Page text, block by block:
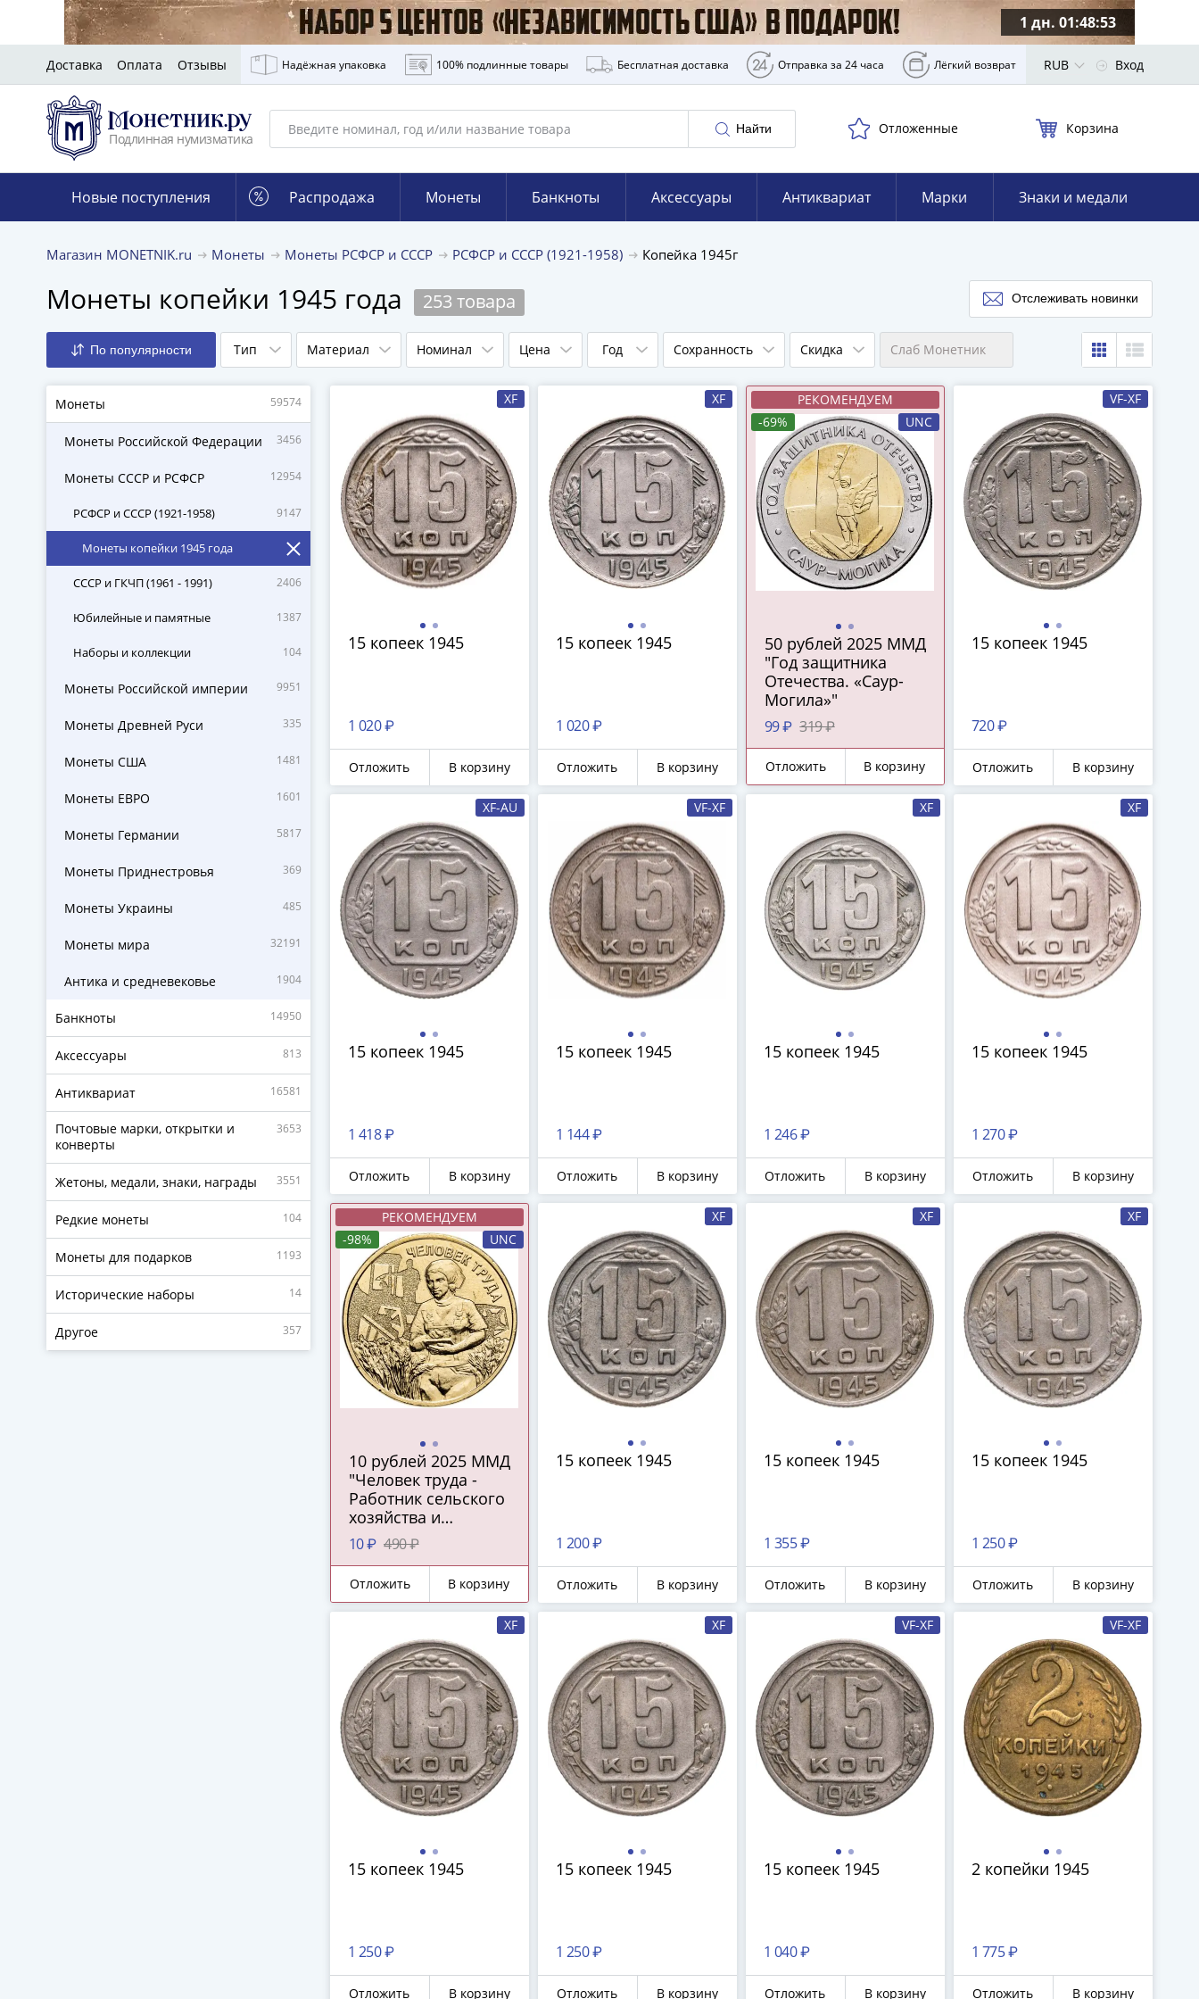
1 дн. 01:48:51
Доставка Оплата Отзывы Надёжная упаковка 100% подлинные товары Бесплатная доставка Отправка за 24 часа Лёгкий возврат RUB Вход
Подлинная нумизматика
Найти Отложенные Корзина
Новые поступления Распродажа Монеты Банкноты Аксессуары Антиквариат Марки Знаки и медали
Магазин MONETNIK.ru Монеты Монеты РСФСР и СССР РСФСР и СССР (1921-1958) Копейка 1945г
Монеты копейки 1945 года 253 товара Отслеживать новинки
По популярности Тип Материал Номинал Цена Год Сохранность Скидка Слаб Монетник
Монеты 59574
Монеты Российской Федерации 3456
Монеты СССР и РСФСР 12954
РСФСР и СССР (1921-1958)
Монеты копейки 1945 года
9147
СССР и ГКЧП (1961 - 1991) 2406
Юбилейные и памятные 1387
Наборы и коллекции 104
Монеты Российской империи 9951
Монеты Древней Руси 335
Монеты США 1481
Монеты ЕВРО 1601
Монеты Германии 5817
Монеты Приднестровья 369
Монеты Украины 485
Монеты мира 32191
Антика и средневековье 1904
Банкноты 14950
Аксессуары 813
Антиквариат 16581
Почтовые марки, открытки и
конверты
3653
Жетоны, медали, знаки, награды 3551
Редкие монеты 104
Монеты для подарков 1193
Исторические наборы 14
Другое 357
XF
15 копеек 1945
1 020 ₽
Отложить В корзину
XF
15 копеек 1945
1 020 ₽
Отложить В корзину
РЕКОМЕНДУЕМ
-69%
UNC
50 рублей 2025 ММД
"Год защитника
Отечества. «Саур-
Могила»"
99 ₽ 319 ₽
Отложить В корзину
VF-XF
15 копеек 1945
720 ₽
Отложить В корзину
XF-AU
15 копеек 1945
1 418 ₽
Отложить В корзину
VF-XF
15 копеек 1945
1 144 ₽
Отложить В корзину
XF
15 копеек 1945
1 246 ₽
Отложить В корзину
XF
15 копеек 1945
1 270 ₽
Отложить В корзину
РЕКОМЕНДУЕМ
-98%
UNC
10 рублей 2025 ММД
"Человек труда -
Работник сельского
хозяйства и
перерабатывающей
промышленности"
10 ₽ 490 ₽
Отложить В корзину
XF
15 копеек 1945
1 200 ₽
Отложить В корзину
XF
15 копеек 1945
1 355 ₽
Отложить В корзину
XF
15 копеек 1945
1 250 ₽
Отложить В корзину
XF
15 копеек 1945
1 250 ₽
Отложить В корзину
XF
15 копеек 1945
1 250 ₽
Отложить В корзину
VF-XF
15 копеек 1945
1 040 ₽
Отложить В корзину
VF-XF
2 копейки 1945
1 775 ₽
Отложить В корзину